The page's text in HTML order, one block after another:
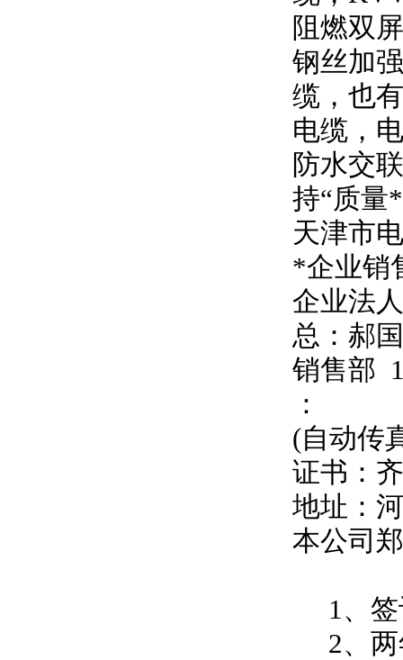
阻燃双
钢丝加
缆，也
电缆，
防水交
持“质量
天津市
*企业销
企业法
总：郝
销售部
：
(自动传
证书：
地址：
本公司
1、签
2、两